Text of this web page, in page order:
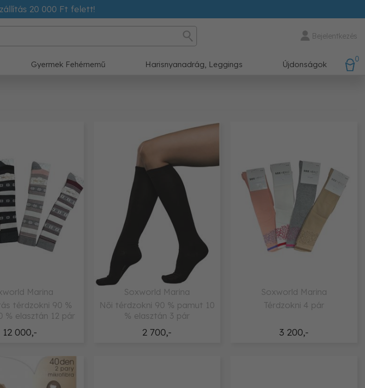
20 000 Ft felett!
Bejelentkezés
Gyermek Fehérnemű Harisnyanadrág, Leggings Újdonságok
0
12 000,-
Marina
térdzokni 90 %
% elasztán 12 pár
2 700,-
Soxworld Marina
Női térdzokni 90 % pamut 10
% elasztán 3 pár
3 200,-
Soxworld Marina
Térdzokni 4 pár